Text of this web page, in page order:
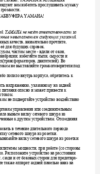
вам избегать прослушивать музыку
громкости.
YAMAHA!
. YAMAHA не несёт ответственности за
невыполнением следующих указаний.
качеств внимательно прочтите,
её для будущих справок
, чистом месте - вдали от окон,
вибрации; избегайте пыли, сырости и
(трансформаторов, двигателей). Во
не выставляйте громкоговорители под
попало внутрь корпуса, обратитесь к
напряжению, указанному на задней
питания опасно и может привести к
током.
не подвергайте устройство воздействию
управления или соединительным
выньте вилку сетевого шнура из
к другим устройствам. Отсоединяя
в течение длительного периода
сетевого шнура из розетки.
вилку сетевого шнура из розетки
мощности, при работе (со стороны
. Расположите устройство на расстоянии
, сзади и от боковых сторон для предотвра-
также аппарат задней панелью вниз на